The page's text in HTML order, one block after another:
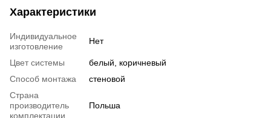
Характеристики
Индивидуальное
изготовление
Нет
Цвет системы
белый, коричневый
Способ монтажа
стеновой
Страна
производитель
комплектации
Польша